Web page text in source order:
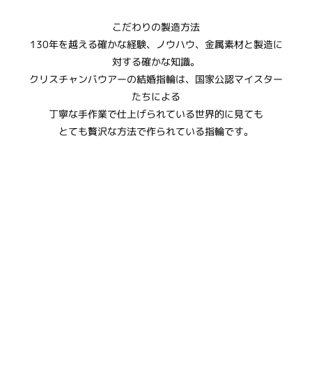
​こだわりの製造方法
130年を越える確かな経験、ノウハウ、金属素材と製造に
対する確かな知識。
​クリスチャンバウアーの結婚指輪は、国家公認マイスター
たちによる
丁寧な手作業で仕上げられている世界的に見ても
とても贅沢な方法で作られている指輪です。